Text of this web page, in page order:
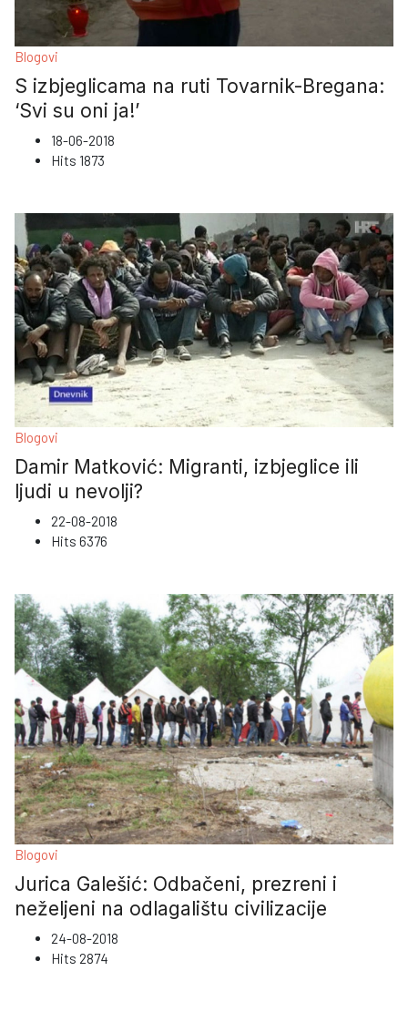
Blogovi
S izbjeglicama na ruti Tovarnik-Bregana:
‘Svi su oni ja!’
18-06-2018
Hits 1873
Blogovi
Damir Matković: Migranti, izbjeglice ili
ljudi u nevolji?
22-08-2018
Hits 6376
Blogovi
Jurica Galešić: Odbačeni, prezreni i
neželjeni na odlagalištu civilizacije
24-08-2018
Hits 2874